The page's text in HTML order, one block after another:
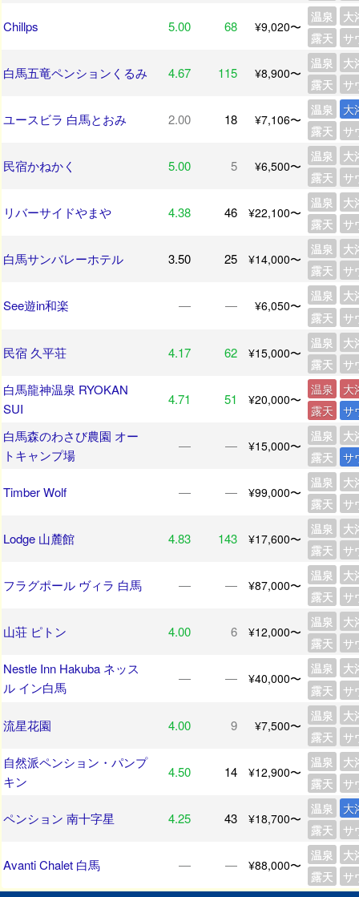
Chillps 5.00 68 ¥9,020〜
温泉
大
露天
サ
白馬五竜ペンションくるみ 4.67 115 ¥8,900〜
温泉
大
露天
サ
ユースビラ 白馬とおみ 2.00 18 ¥7,106〜
温泉
大
露天
サ
民宿かねかく 5.00 5 ¥6,500〜
温泉
大
露天
サ
リバーサイドやまや 4.38 46 ¥22,100〜
温泉
大
露天
サ
白馬サンバレーホテル 3.50 25 ¥14,000〜
温泉
大
露天
サ
See遊in和楽 ― ― ¥6,050〜
温泉
大
露天
サ
民宿 久平荘 4.17 62 ¥15,000〜
温泉
大
露天
サ
白馬龍神温泉 RYOKAN
SUI
4.71 51 ¥20,000〜
温泉
大
露天
サ
白馬森のわさび農園 オー
トキャンプ場
― ― ¥15,000〜
温泉
大
露天
サ
Timber Wolf ― ― ¥99,000〜
温泉
大
露天
サ
Lodge 山麓館 4.83 143 ¥17,600〜
温泉
大
露天
サ
フラグポール ヴィラ 白馬 ― ― ¥87,000〜
温泉
大
露天
サ
山荘 ピトン 4.00 6 ¥12,000〜
温泉
大
露天
サ
Nestle Inn Hakuba ネッス
ル イン白馬
― ― ¥40,000〜
温泉
大
露天
サ
流星花園 4.00 9 ¥7,500〜
温泉
大
露天
サ
自然派ペンション・パンプ
キン
4.50 14 ¥12,900〜
温泉
大
露天
サ
ペンション 南十字星 4.25 43 ¥18,700〜
温泉
大
露天
サ
Avanti Chalet 白馬 ― ― ¥88,000〜
温泉
大
露天
サ